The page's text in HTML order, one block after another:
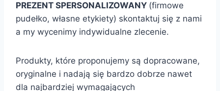
PREZENT SPERSONALIZOWANY (firmowe
pudełko, własne etykiety) skontaktuj się z nami
a my wycenimy indywidualne zlecenie.
Produkty, które proponujemy są dopracowane,
oryginalne i nadają się bardzo dobrze nawet
dla najbardziej wymagających